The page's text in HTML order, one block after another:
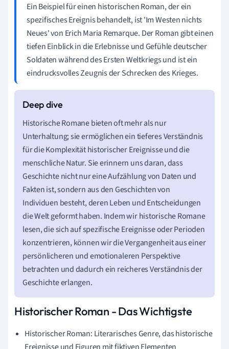
Ein Beispiel für einen historischen Roman, der ein
spezifisches Ereignis behandelt, ist 'Im Westen nichts
Neues' von Erich Maria Remarque. Der Roman gibt einen
tiefen Einblick in die Erlebnisse und Gefühle deutscher
Soldaten während des Ersten Weltkriegs und ist ein
eindrucksvolles Zeugnis der Schrecken des Krieges.
Historische Romane bieten oft mehr als nur
Unterhaltung; sie ermöglichen ein tieferes Verständnis
für die Komplexität historischer Ereignisse und die
menschliche Natur. Sie erinnern uns daran, dass
Geschichte nicht nur eine Aufzählung von Daten und
Fakten ist, sondern aus den Geschichten von
Individuen besteht, deren Leben und Entscheidungen
die Welt geformt haben. Indem wir historische Romane
lesen, die sich auf spezifische Ereignisse oder Perioden
konzentrieren, können wir die Vergangenheit aus einer
persönlicheren und emotionaleren Perspektive
betrachten und dadurch ein reicheres Verständnis der
Geschichte erlangen.
Historischer Roman - Das Wichtigste
Historischer Roman: Literarisches Genre, das historische
Ereignisse und Figuren mit fiktiven Elementen